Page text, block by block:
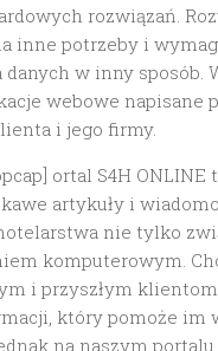
rozwiązań.
inne potrzeby i
w inny sposób.
webowe napisane
i jego firmy.
ortal S4H ONLINE
artykuły i
nie tylko
komputerowym.
i przyszłym
który pomoże im
na naszym portalu